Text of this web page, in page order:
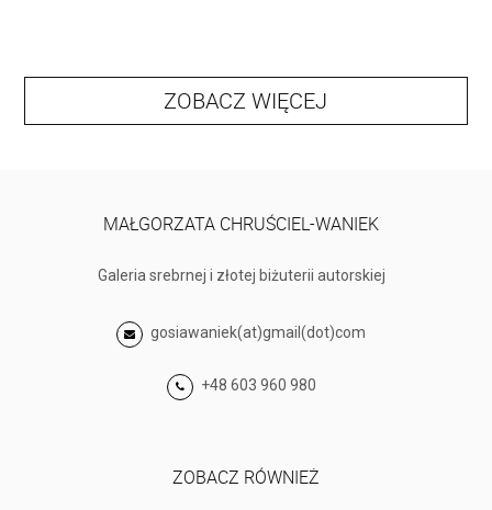
ZOBACZ WIĘCEJ
MAŁGORZATA CHRUŚCIEL-WANIEK
Galeria srebrnej i złotej biżuterii autorskiej
gosiawaniek(at)gmail(dot)com
+48 603 960 980
ZOBACZ RÓWNIEŻ